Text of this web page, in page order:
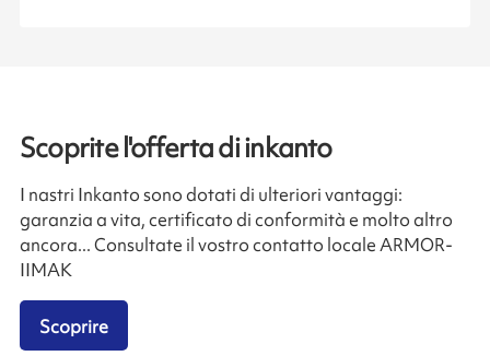
Scoprite l'offerta di inkanto
I nastri Inkanto sono dotati di ulteriori vantaggi:
garanzia a vita, certificato di conformità e molto altro
ancora... Consultate il vostro contatto locale ARMOR-
IIMAK
Scoprire